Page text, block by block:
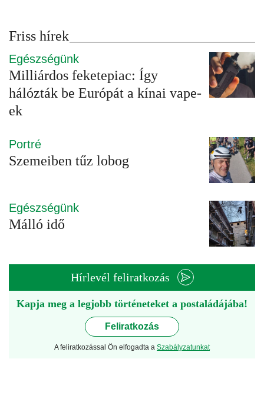
Friss hírek
Egészségünk
Milliárdos feketepiac: Így
hálózták be Európát a kínai vape-
ek
Portré
Szemeiben tűz lobog
Egészségünk
Málló idő
Hírlevél feliratkozás
Kapja meg a legjobb történeteket a postaládájába!
Feliratkozás
A feliratkozással Ön elfogadta a Szabályzatunkat